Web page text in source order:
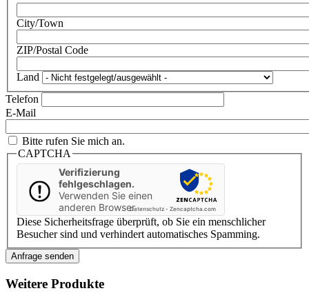
City/Town
ZIP/Postal Code
Land
Telefon
E-Mail
Bitte rufen Sie mich an.
CAPTCHA
Verifizierung
fehlgeschlagen.
Verwenden Sie einen
anderen BrowserDatenschutz - Zencaptcha.com
Diese Sicherheitsfrage überprüft, ob Sie ein menschlicher
Besucher sind und verhindert automatisches Spamming.
Weitere Produkte